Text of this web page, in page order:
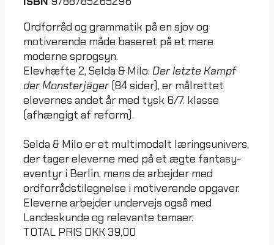
Ordforråd og grammatik på en sjov og
motiverende måde baseret på et mere
moderne sprogsyn.
Elevhæfte 2, Selda & Milo: Der letzte Kampf
der Monsterjäger(84 sider), er målrettet
elevernes andet år med tysk 6/7. klasse
(afhængigt af reform).
Selda & Milo er et multimodalt læringsunivers,
der tager eleverne med på et ægte fantasy-
eventyr i Berlin, mens de arbejder med
ordforrådstilegnelse i motiverende opgaver.
Eleverne arbejder undervejs også med
Landeskunde og relevante temaer.
TOTAL PRIS DKK39,00